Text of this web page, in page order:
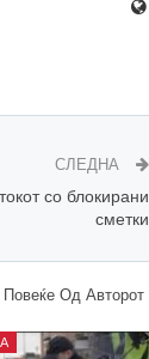
СЛЕДНА
со блокирани
сметки
Повеќе Од Авторот